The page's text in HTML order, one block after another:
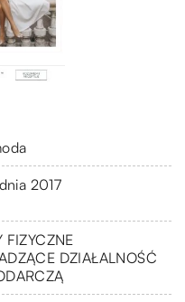
2017
FIZYCZNE
DZIAŁALNOŚĆ